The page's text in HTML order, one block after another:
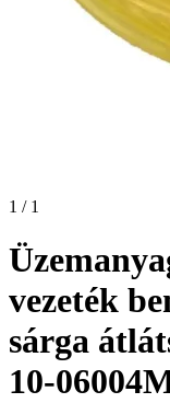
1 / 1
vezeték
sárga
10-